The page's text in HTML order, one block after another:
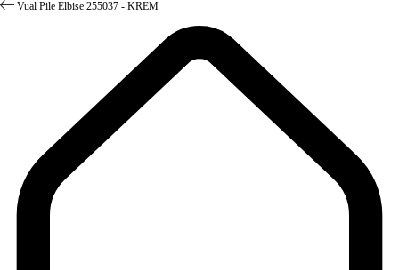
Vual Pile Elbise 255037 - KREM